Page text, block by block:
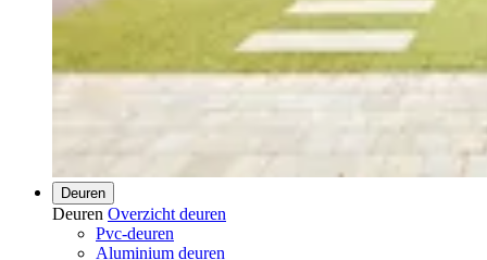
Deuren
Deuren Overzicht deuren
Pvc-deuren
Aluminium deuren